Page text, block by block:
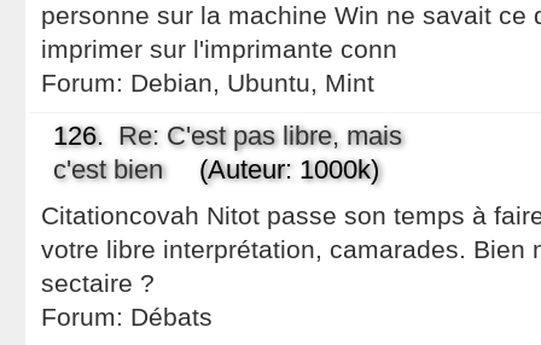
personne sur la machine Win ne savait ce
imprimer sur l'imprimante conn
Forum: Debian, Ubuntu, Mint
126. Re: C'est pas libre, mais
c'est bien(Auteur: 1000k)
Citationcovah Nitot passe son temps à
votre libre interprétation, camarades. Bien
sectaire ?
Forum: Débats